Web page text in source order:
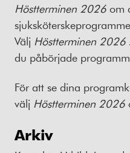
Höstterminen 2026 om
Välj Höstterminen 2026
du påbörjade
För att se dina
välj Höstterminen 2026
Arkiv